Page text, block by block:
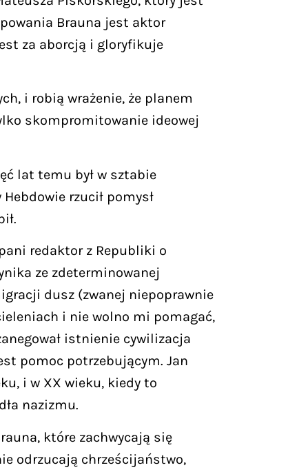
Brauna jest aktor
za aborcją i gloryfikuje
i robią wrażenie, że planem
skompromitowanie ideowej
lat temu był w sztabie
rzucił pomysł
redaktor z Republiki o
ze zdeterminowanej
dusz (zwanej niepoprawnie
i nie wolno mi pomagać,
istnienie cywilizacja
pomoc potrzebującym. Jan
i w XX wieku, kiedy to
nazizmu.
które zachwycają się
odrzucają chrześcijaństwo,